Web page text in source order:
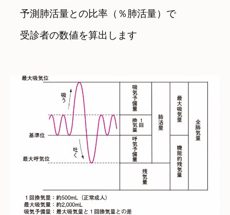
予測肺活量との比率（％肺活量）で
受診者の数値を算出します